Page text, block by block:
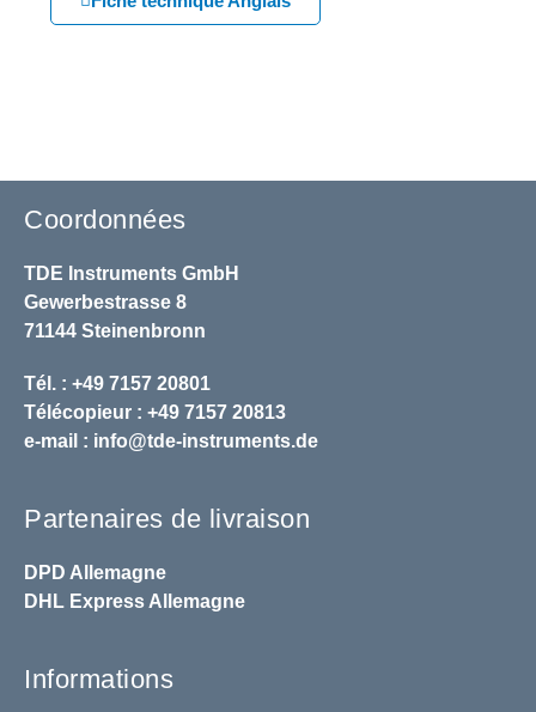
Coordonnées
TDE Instruments GmbH
Gewerbestrasse 8
71144 Steinenbronn
Tél. : +49 7157 20801
Télécopieur : +49 7157 20813
e-mail : info@tde-instruments.de
Partenaires de livraison
DPD Allemagne
DHL Express Allemagne
Informations